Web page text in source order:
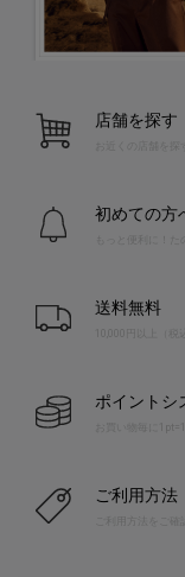
店舗を探す
お近くの店舗を探す
初めての方
送料無料
10,000円以上（税
ポイントシ
お買い物毎に
ご利用方法